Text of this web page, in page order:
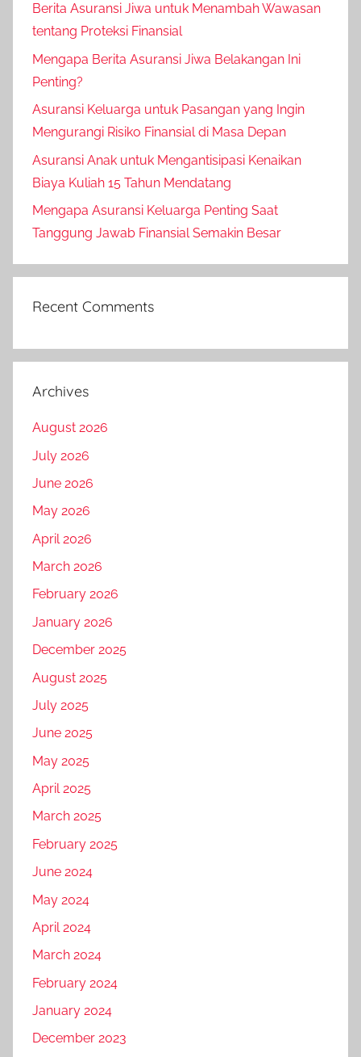
Berita Asuransi Jiwa untuk Menambah Wawasan
tentang Proteksi Finansial
Mengapa Berita Asuransi Jiwa Belakangan Ini
Penting?
Asuransi Keluarga untuk Pasangan yang Ingin
Mengurangi Risiko Finansial di Masa Depan
Asuransi Anak untuk Mengantisipasi Kenaikan
Biaya Kuliah 15 Tahun Mendatang
Mengapa Asuransi Keluarga Penting Saat
Tanggung Jawab Finansial Semakin Besar
Recent Comments
Archives
August 2026
July 2026
June 2026
May 2026
April 2026
March 2026
February 2026
January 2026
December 2025
August 2025
July 2025
June 2025
May 2025
April 2025
March 2025
February 2025
June 2024
May 2024
April 2024
March 2024
February 2024
January 2024
December 2023